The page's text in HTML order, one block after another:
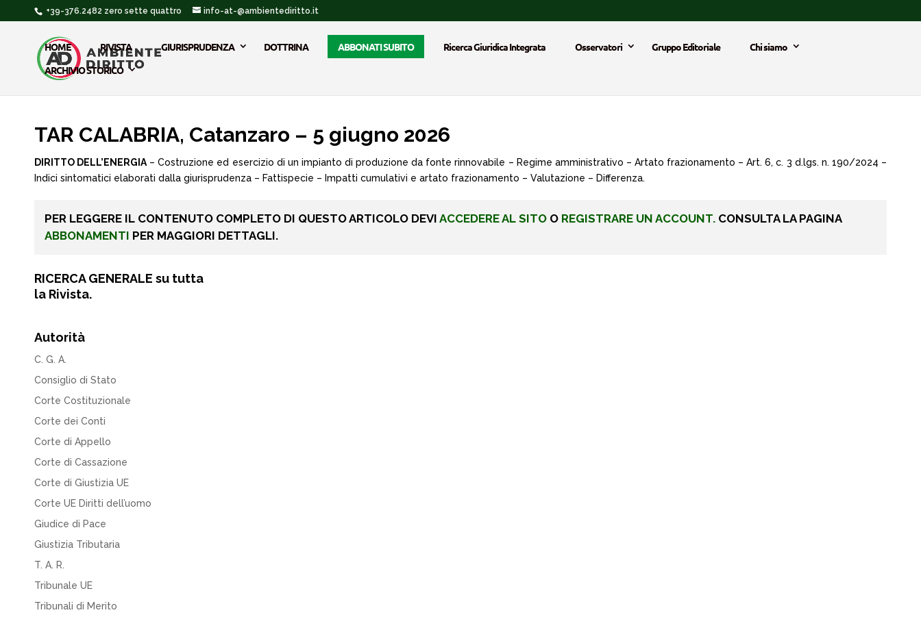
+39-376.2482 zero sette quattro info-at-@ambientediritto.it
HOME RIVISTA GIURISPRUDENZA DOTTRINA ABBONATI SUBITO Ricerca Giuridica Integrata Osservatori Gruppo Editoriale
Chi siamo
ARCHIVIO STORICO
TAR CALABRIA, Catanzaro – 5 giugno 2026
DIRITTO DELL’ENERGIA – Costruzione ed esercizio di un impianto di produzione da fonte rinnovabile – Regime amministrativo – Artato frazionamento – Art. 6, c. 3 d.lgs. n. 190/2024 –
Indici sintomatici elaborati dalla giurisprudenza – Fattispecie – Impatti cumulativi e artato frazionamento – Valutazione – Differenza.
PER LEGGERE IL CONTENUTO COMPLETO DI QUESTO ARTICOLO DEVI ACCEDERE AL SITO O REGISTRARE UN ACCOUNT. CONSULTA LA PAGINA
ABBONAMENTI PER MAGGIORI DETTAGLI.
RICERCA GENERALE su tutta
la Rivista.
Autorità
C. G. A.
Consiglio di Stato
Corte Costituzionale
Corte dei Conti
Corte di Appello
Corte di Cassazione
Corte di Giustizia UE
Corte UE Diritti dell’uomo
Giudice di Pace
Giustizia Tributaria
T. A. R.
Tribunale UE
Tribunali di Merito